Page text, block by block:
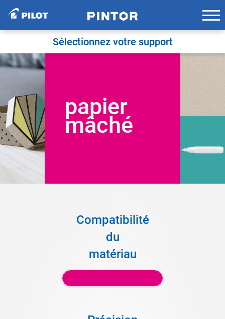
Sélectionnez votre support
papier
mâché
Compatibilité
du
matériau